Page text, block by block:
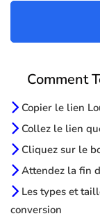
Comment
Copier le lien
Collez le lien
Cliquez sur le
Attendez la fin
Les types et
conversion